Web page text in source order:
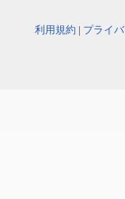
利用規約 | プライ